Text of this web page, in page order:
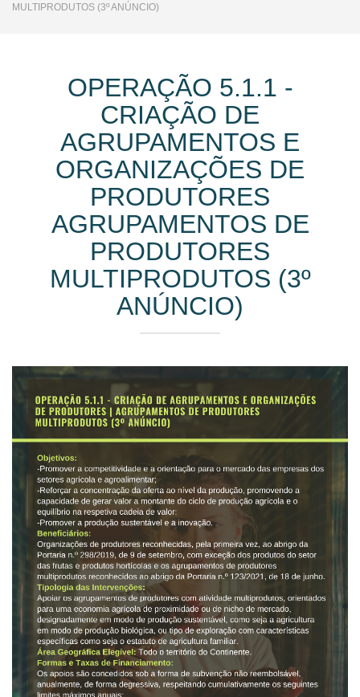
MULTIPRODUTOS (3º ANÚNCIO)
OPERAÇÃO 5.1.1 -
CRIAÇÃO DE
AGRUPAMENTOS E
ORGANIZAÇÕES DE
PRODUTORES
AGRUPAMENTOS DE
PRODUTORES
MULTIPRODUTOS (3º
ANÚNCIO)